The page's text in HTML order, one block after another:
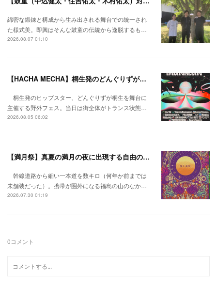
綿密な鍛錬と構成から生み出される舞台での統一され
た様式美。即興はそんな鼓童の伝統から逸脱するも…
2026.08.07 01:10
【HACHA MECHA】桐生発のどんぐりずが桐生をハチャメチャに彩る。
桐生発のヒップスター、どんぐりずが桐生を舞台に
主催する野外フェス。当日は街全体がトランス状態…
2026.08.05 06:02
【満月祭】真夏の満月の夜に出現する自由の桃源郷。
幹線道路から細い一本道を数キロ（何年か前までは
未舗装だった）。携帯が圏外になる福島の山のなか…
2026.07.30 01:19
0コメント